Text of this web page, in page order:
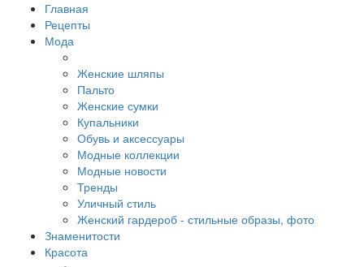
Главная
Рецепты
Мода
Женские шляпы
Пальто
Женские сумки
Купальники
Обувь и аксессуары
Модные коллекции
Модные новости
Тренды
Уличный стиль
Женский гардероб - стильные образы, фото
Знаменитости
Красота